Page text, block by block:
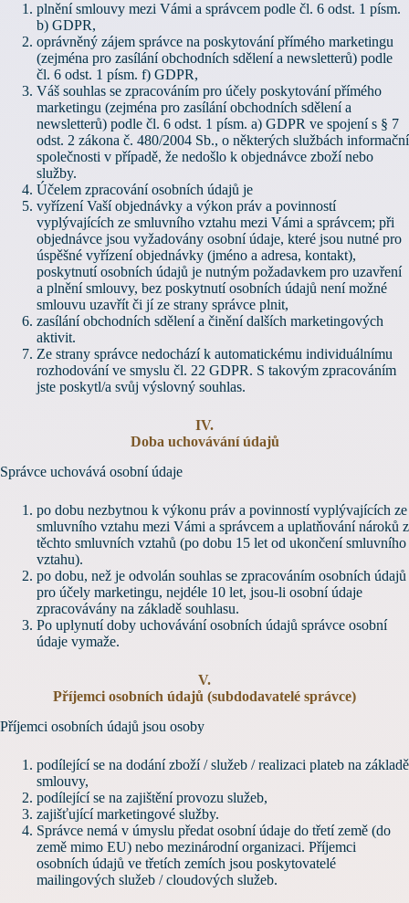
plnění smlouvy mezi Vámi a správcem podle čl. 6 odst. 1 písm.
b) GDPR,
oprávněný zájem správce na poskytování přímého marketingu
(zejména pro zasílání obchodních sdělení a newsletterů) podle
čl. 6 odst. 1 písm. f) GDPR,
Váš souhlas se zpracováním pro účely poskytování přímého
marketingu (zejména pro zasílání obchodních sdělení a
newsletterů) podle čl. 6 odst. 1 písm. a) GDPR ve spojení s § 7
odst. 2 zákona č. 480/2004 Sb., o některých službách informační
společnosti v případě, že nedošlo k objednávce zboží nebo
služby.
Účelem zpracování osobních údajů je
vyřízení Vaší objednávky a výkon práv a povinností
vyplývajících ze smluvního vztahu mezi Vámi a správcem; při
objednávce jsou vyžadovány osobní údaje, které jsou nutné pro
úspěšné vyřízení objednávky (jméno a adresa, kontakt),
poskytnutí osobních údajů je nutným požadavkem pro uzavření
a plnění smlouvy, bez poskytnutí osobních údajů není možné
smlouvu uzavřít či jí ze strany správce plnit,
zasílání obchodních sdělení a činění dalších marketingových
aktivit.
Ze strany správce nedochází k automatickému individuálnímu
rozhodování ve smyslu čl. 22 GDPR. S takovým zpracováním
jste poskytl/a svůj výslovný souhlas.
IV.
Doba uchovávání údajů
Správce uchovává osobní údaje
po dobu nezbytnou k výkonu práv a povinností vyplývajících ze
smluvního vztahu mezi Vámi a správcem a uplatňování nároků z
těchto smluvních vztahů (po dobu 15 let od ukončení smluvního
vztahu).
po dobu, než je odvolán souhlas se zpracováním osobních údajů
pro účely marketingu, nejdéle 10 let, jsou-li osobní údaje
zpracovávány na základě souhlasu.
Po uplynutí doby uchovávání osobních údajů správce osobní
údaje vymaže.
V.
Příjemci osobních údajů (subdodavatelé správce)
Příjemci osobních údajů jsou osoby
podílející se na dodání zboží / služeb / realizaci plateb na základě
smlouvy,
podílející se na zajištění provozu služeb,
zajišťující marketingové služby.
Správce nemá v úmyslu předat osobní údaje do třetí země (do
země mimo EU) nebo mezinárodní organizaci. Příjemci
osobních údajů ve třetích zemích jsou poskytovatelé
mailingových služeb / cloudových služeb.